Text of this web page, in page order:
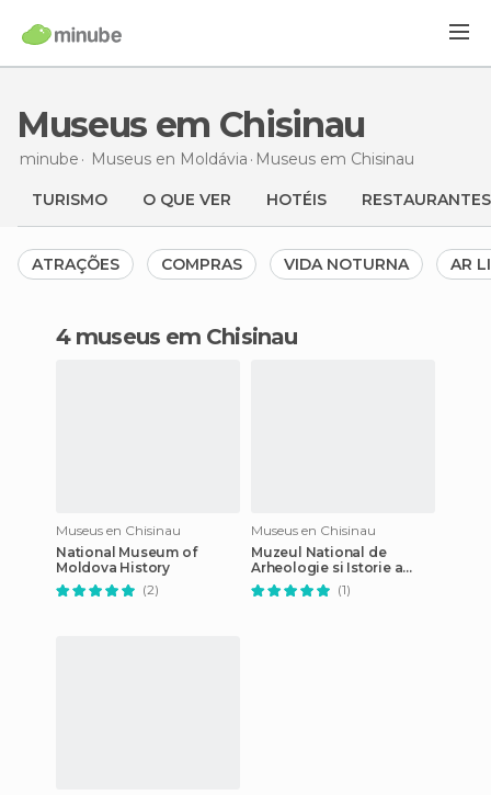
Museus em Chisinau
minube Museus en Moldávia Museus em Chisinau
TURISMO O QUE VER HOTÉIS RESTAURANTES
ATRAÇÕES COMPRAS VIDA NOTURNA AR
4 museus em Chisinau
Museus en Chisinau
National Museum of
Moldova History
(2)
Museus en Chisinau
Muzeul National de
Arheologie si Istorie a
MoldoveiMuzeul National
de Arheologie si Istorie a
(1)